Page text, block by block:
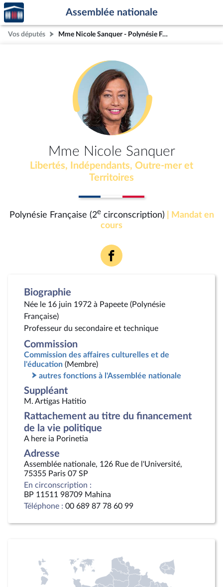
Aller au contenu
Aller en bas de la page
Accèder
à la
page
d'accueil
Assemblée nationale
Vos députés Mme Nicole Sanquer - Polynésie Française (2e circonscription)
Mme Nicole Sanquer
Libertés, Indépendants, Outre-mer et
Territoires
Polynésie Française (2ecirconscription)
| Mandat en
cours
Voir
la
Biographie
Née le 16 juin 1972 à Papeete (Polynésie
Française)
Professeur du secondaire et technique
Commission
Commission des affaires culturelles et de
l'éducation (Membre)
autres fonctions à l'Assemblée nationale
Suppléant
M. Artigas Hatitio
Rattachement au titre du financement
de la vie politique
A here ia Porinetia
Adresse
Assemblée nationale, 126 Rue de l'Université,
75355 Paris 07 SP
En circonscription :
BP 11511 98709 Mahina
Téléphone : 00 689 87 78 60 99